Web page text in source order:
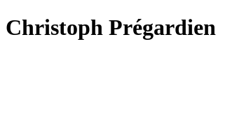
Christoph Prégardien